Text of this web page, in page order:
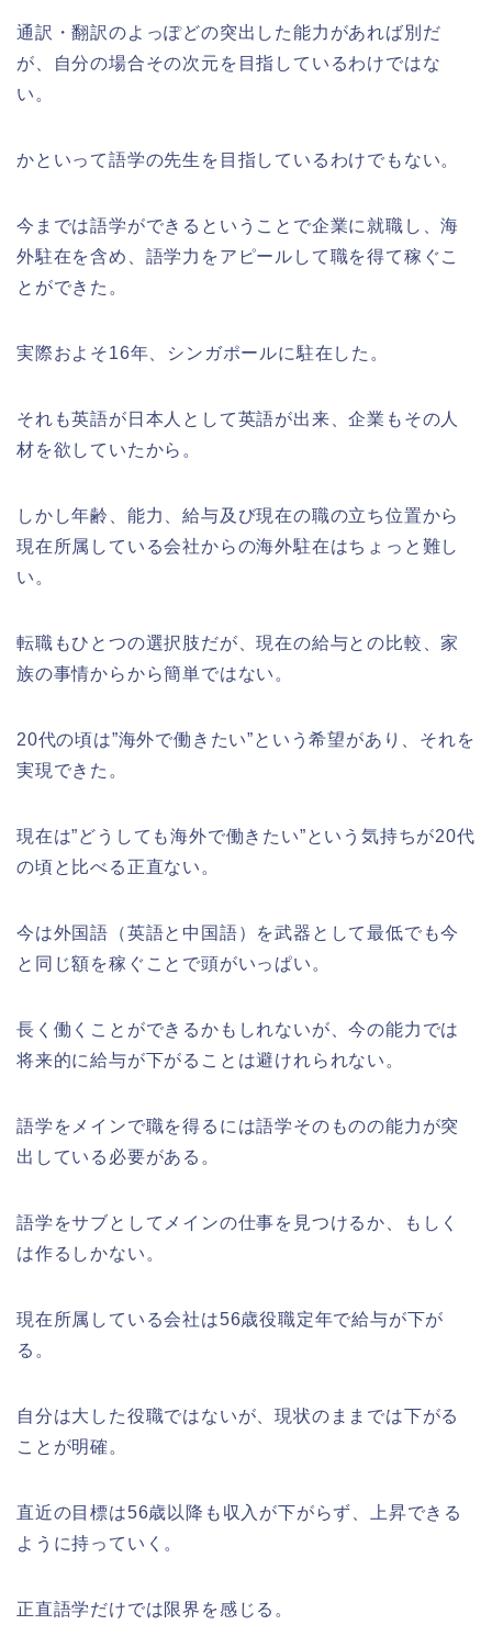
通訳・翻訳のよっぽどの突出した能力があれば別だ
が、自分の場合その次元を目指しているわけではな
い。
かといって語学の先生を目指しているわけでもない。
今までは語学ができるということで企業に就職し、海
外駐在を含め、語学力をアピールして職を得て稼ぐこ
とができた。
実際およそ16年、シンガポールに駐在した。
それも英語が日本人として英語が出来、企業もその人
材を欲していたから。
しかし年齢、能力、給与及び現在の職の立ち位置から
現在所属している会社からの海外駐在はちょっと難し
い。
転職もひとつの選択肢だが、現在の給与との比較、家
族の事情からから簡単ではない。
20代の頃は”海外で働きたい”という希望があり、それを
実現できた。
現在は”どうしても海外で働きたい”という気持ちが20代
の頃と比べる正直ない。
今は外国語（英語と中国語）を武器として最低でも今
と同じ額を稼ぐことで頭がいっぱい。
長く働くことができるかもしれないが、今の能力では
将来的に給与が下がることは避けれられない。
語学をメインで職を得るには語学そのものの能力が突
出している必要がある。
語学をサブとしてメインの仕事を見つけるか、もしく
は作るしかない。
現在所属している会社は56歳役職定年で給与が下が
る。
自分は大した役職ではないが、現状のままでは下がる
ことが明確。
直近の目標は56歳以降も収入が下がらず、上昇できる
ように持っていく。
正直語学だけでは限界を感じる。